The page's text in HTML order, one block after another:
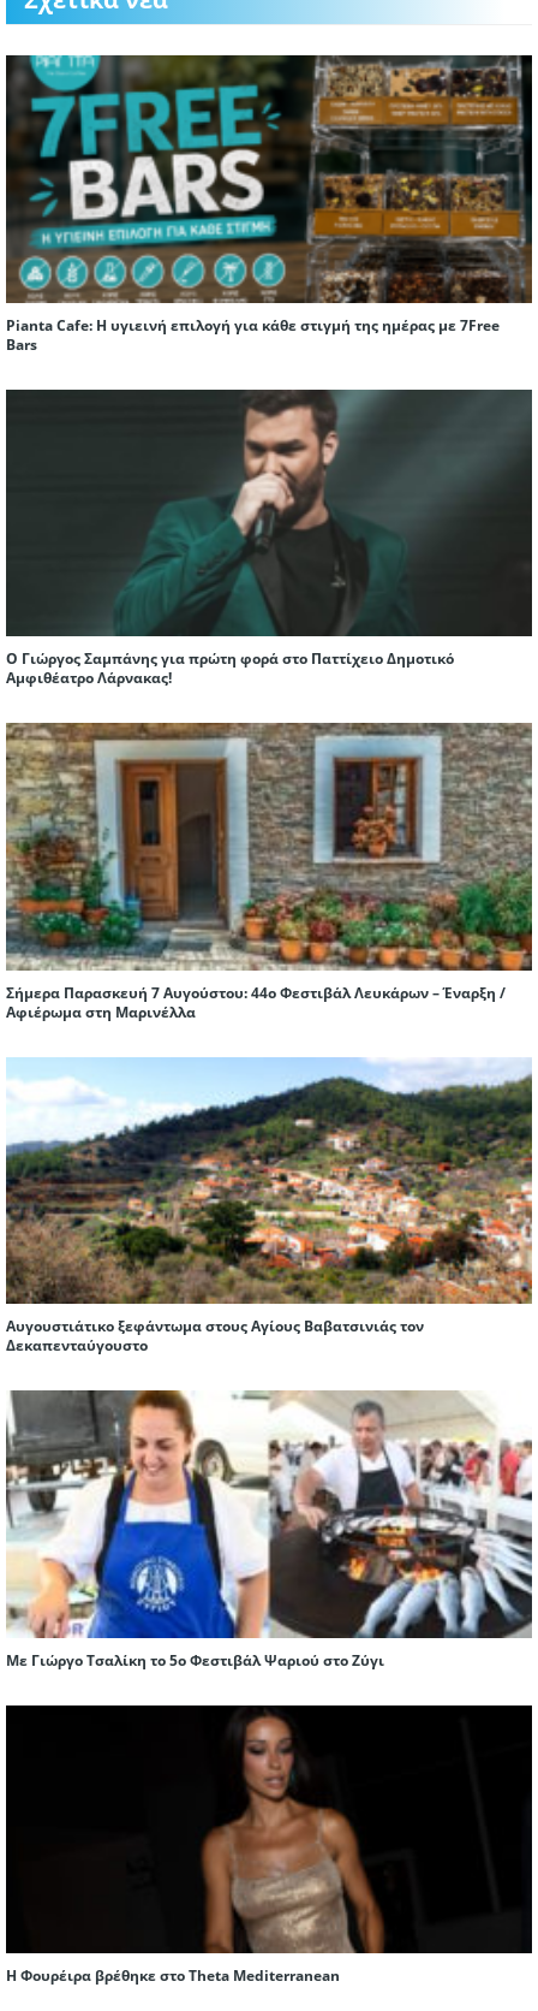
Pianta Cafe: Η υγιεινή επιλογή για κάθε στιγμή της ημέρας με 7Free
Bars
Ο Γιώργος Σαμπάνης για πρώτη φορά στο Παττίχειο Δημοτικό
Αμφιθέατρο Λάρνακας!
Σήμερα Παρασκευή 7 Αυγούστου: 44ο Φεστιβάλ Λευκάρων – Έναρξη /
Αφιέρωμα στη Μαρινέλλα
Αυγουστιάτικο ξεφάντωμα στους Αγίους Βαβατσινιάς τον
Δεκαπενταύγουστο
Με Γιώργο Τσαλίκη το 5ο Φεστιβάλ Ψαριού στο Ζύγι
Η Φουρέιρα βρέθηκε στο Theta Mediterranean